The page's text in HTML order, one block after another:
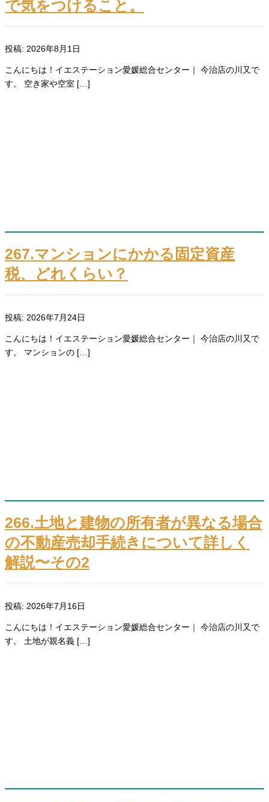
で気をつけること。
投稿: 2026年8月1日
こんにちは！イエステーション愛媛総合センター｜ 今治店の川又で
す。 空き家や空室 […]
267.マンションにかかる固定資産
税、どれくらい？
投稿: 2026年7月24日
こんにちは！イエステーション愛媛総合センター｜ 今治店の川又で
す。 マンションの […]
266.土地と建物の所有者が異なる場合
の不動産売却手続きについて詳しく
解説〜その2
投稿: 2026年7月16日
こんにちは！イエステーション愛媛総合センター｜ 今治店の川又で
す。 土地が親名義 […]